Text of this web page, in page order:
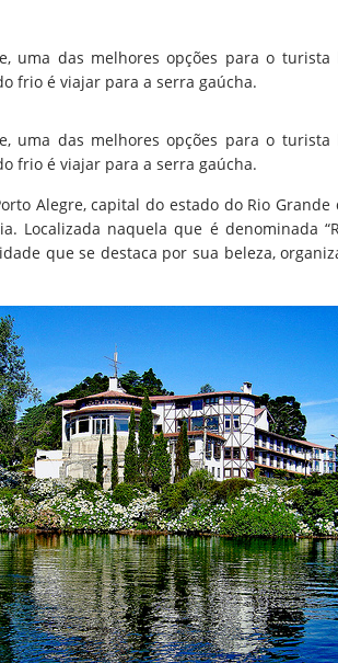
uma das melhores opções para o
frio é viajar para a serra gaúcha.
uma das melhores opções para o
frio é viajar para a serra gaúcha.
Alegre, capital do estado do Rio Grande
Localizada naquela que é denominada
que se destaca por sua beleza,